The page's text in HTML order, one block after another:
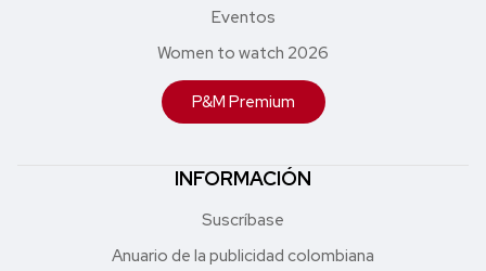
Eventos
Women to watch 2026
P&M Premium
INFORMACIÓN
Suscríbase
Anuario de la publicidad colombiana